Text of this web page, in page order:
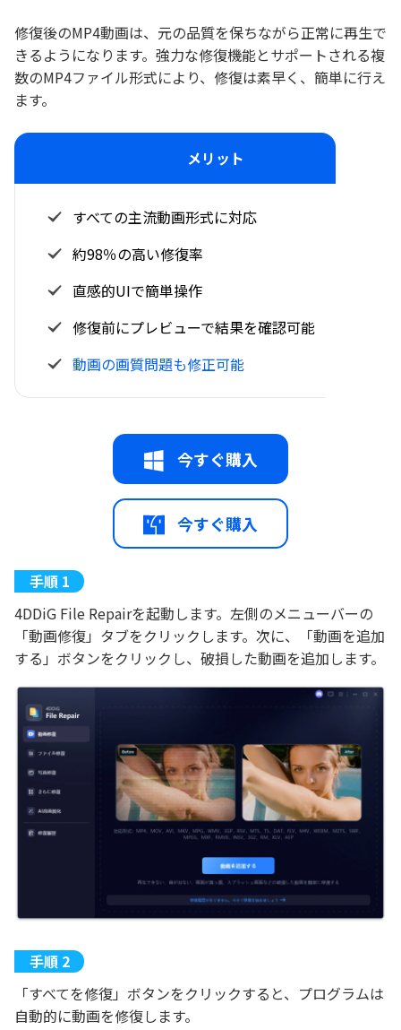
修復後のMP4動画は、元の品質を保ちながら正常に再生で
きるようになります。強力な修復機能とサポートされる複
数のMP4ファイル形式により、修復は素早く、簡単に行え
ます。
メリット
すべての主流動画形式に対応
約98％の高い修復率
直感的UIで簡単操作
修復前にプレビューで結果を確認可能
動画の画質問題も修正可能
今すぐ購入
今すぐ購入
4DDiG File Repairを起動します。左側のメニューバーの
「動画修復」タブをクリックします。次に、「動画を追加
する」ボタンをクリックし、破損した動画を追加します。
「すべてを修復」ボタンをクリックすると、プログラムは
自動的に動画を修復します。